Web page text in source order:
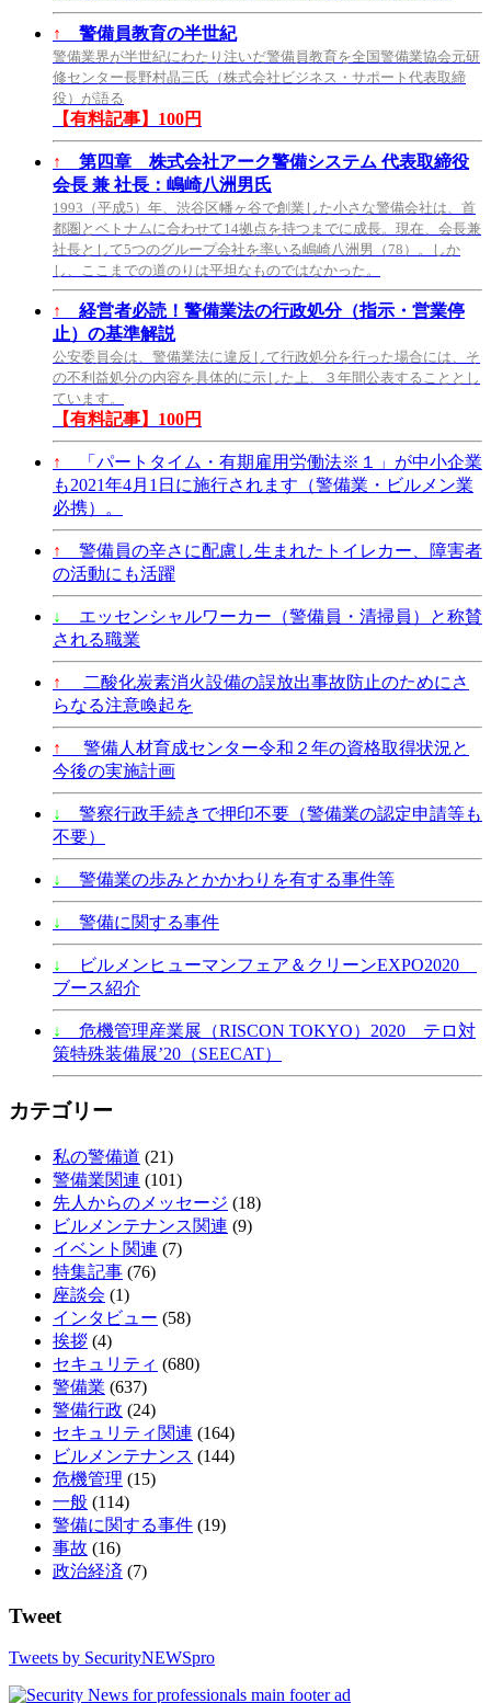
↑ 警備員教育の半世紀
警備業界が半世紀にわたり注いだ警備員教育を全国警備業協会元研
修センター長野村晶三氏（株式会社ビジネス・サポート代表取締
役）が語る
【有料記事】100円
↑
第四章 株式会社アーク警備システム 代表取締役
会長 兼 社長：嶋崎八洲男氏
1993（平成5）年、渋谷区幡ヶ谷で創業した小さな警備会社は、首
都圏とベトナムに合わせて14拠点を持つまでに成長。現在、会長兼
社長として5つのグループ会社を率いる嶋崎八洲男（78）。しか
し、ここまでの道のりは平坦なものではなかった。
↑
経営者必読！警備業法の行政処分（指示・営業停
止）の基準解説
公安委員会は、警備業法に違反して行政処分を行った場合には、そ
の不利益処分の内容を具体的に示した上、３年間公表することとし
ています。
【有料記事】100円
↑
「パートタイム・有期雇用労働法※１」が中小企業
も2021年4月1日に施行されます（警備業・ビルメン業
必携）。
↑
警備員の辛さに配慮し生まれたトイレカー、障害者
の活動にも活躍
↓
エッセンシャルワーカー（警備員・清掃員）と称賛
される職業
↑
二酸化炭素消火設備の誤放出事故防止のためにさ
らなる注意喚起を
↑
警備人材育成センター令和２年の資格取得状況と
今後の実施計画
↓
警察行政手続きで押印不要（警備業の認定申請等も
不要）
↓ 警備業の歩みとかかわりを有する事件等
↓ 警備に関する事件
↓
ビルメンヒューマンフェア＆クリーンEXPO2020
ブース紹介
↓
危機管理産業展（RISCON TOKYO）2020 テロ対
策特殊装備展’20（SEECAT）
カテゴリー
私の警備道 (21)
警備業関連 (101)
先人からのメッセージ (18)
ビルメンテナンス関連 (9)
イベント関連 (7)
特集記事 (76)
座談会 (1)
インタビュー (58)
挨拶 (4)
セキュリティ (680)
警備業 (637)
警備行政 (24)
セキュリティ関連 (164)
ビルメンテナンス (144)
危機管理 (15)
一般 (114)
警備に関する事件 (19)
事故 (16)
政治経済 (7)
Tweet
Tweets by SecurityNEWSpro